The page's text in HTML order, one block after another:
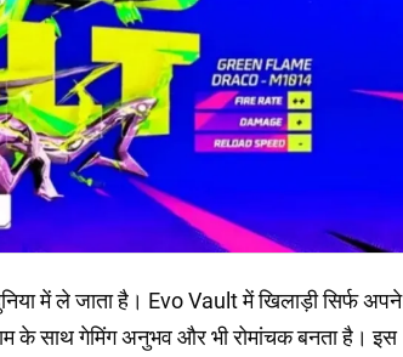
में ले जाता है। Evo Vault में खिलाड़ी सिर्फ अपने
के साथ गेमिंग अनुभव और भी रोमांचक बनता है। इस